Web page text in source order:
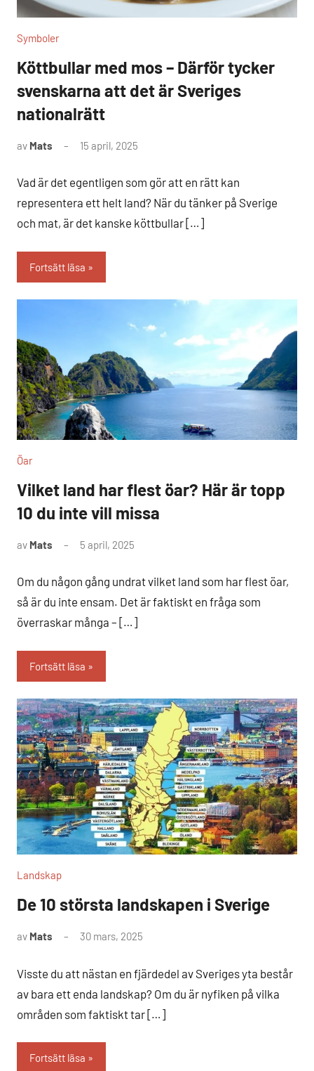
Symboler
Köttbullar med mos – Därför tycker
svenskarna att det är Sveriges
nationalrätt
av Mats 15 april, 2025
Vad är det egentligen som gör att en rätt kan
representera ett helt land? När du tänker på Sverige
och mat, är det kanske köttbullar […]
Fortsätt läsa
Öar
Vilket land har flest öar? Här är topp
10 du inte vill missa
av Mats 5 april, 2025
Om du någon gång undrat vilket land som har flest öar,
så är du inte ensam. Det är faktiskt en fråga som
överraskar många – […]
Fortsätt läsa
Landskap
De 10 största landskapen i Sverige
av Mats 30 mars, 2025
Visste du att nästan en fjärdedel av Sveriges yta består
av bara ett enda landskap? Om du är nyfiken på vilka
områden som faktiskt tar […]
Fortsätt läsa